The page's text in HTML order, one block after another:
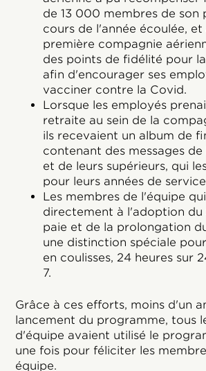
de 13 000 membres de son
cours de l'année écoulée, et
première compagnie
des points de fidélité pour
afin d'encourager ses
vacciner contre la Covid.
Lorsque les employés
retraite au sein de la
ils recevaient un album de
contenant des messages
et de leurs supérieurs, qui
pour leurs années de
Les membres de l'équipe
directement à l'adoption du
paie et de la prolongation
une distinction spéciale
en coulisses, 24 heures sur
7.
Grâce à ces efforts, moins d'un
lancement du programme, tous
d'équipe avaient utilisé le
une fois pour féliciter les
équipe.